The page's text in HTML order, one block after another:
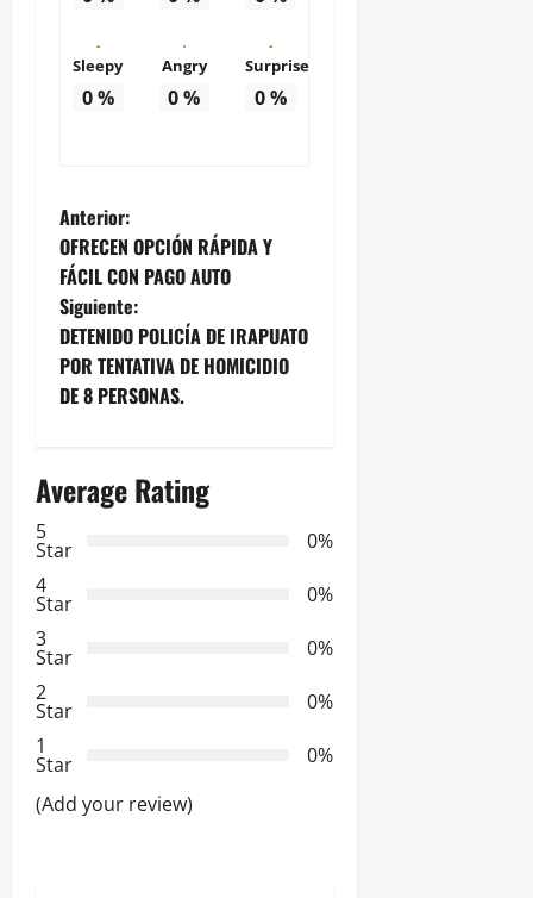
Sleepy
0%
Angry
0%
Surprise
0%
N
a
v
e
a
ó
n
d
e
e
Anterior:
OFRECEN OPCIÓN RÁPIDA Y
FÁCIL CON PAGO AUTO
Siguiente:
DETENIDO POLICÍA DE IRAPUATO
POR TENTATIVA DE HOMICIDIO
DE 8 PERSONAS.
Average Rating
5
Star
0%
4
Star
0%
3
Star
0%
2
Star
0%
1
Star
0%
(Add your review)